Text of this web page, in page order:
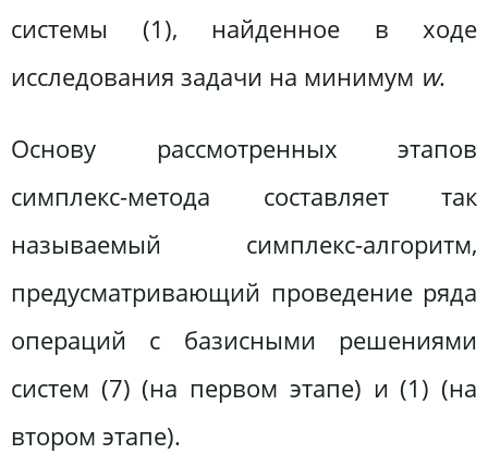
системы (1), найденное в ходе
исследования задачи на минимум w.
Основу рассмотренных этапов
симплекс-метода составляет так
называемый симплекс-алгоритм,
предусматривающий проведение ряда
операций с базисными решениями
систем (7) (на первом этапе) и (1) (на
втором этапе).